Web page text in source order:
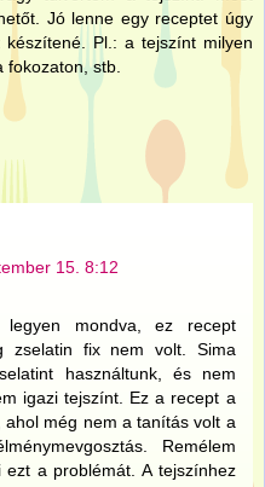
Jó lenne egy receptet úgy
Pl.: a tejszínt milyen
fokozaton, stb.
15. 8:12
legyen mondva, ez recept
zselatin fix nem volt. Sima
használtunk, és nem
igazi tejszínt. Ez a recept a
még nem a tanítás volt a
Remélem
a problémát. A tejszínhez